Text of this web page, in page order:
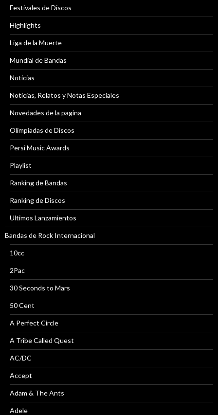
Festivales de Discos
Highlights
Liga de la Muerte
Mundial de Bandas
Noticias
Noticias, Relatos y Notas Especiales
Novedades de la pagina
Olimpiadas de Discos
Persi Music Awards
Playlist
Ranking de Bandas
Ranking de Discos
Ultimos Lanzamientos
Bandas de Rock Internacional
10cc
2Pac
30 Seconds to Mars
50 Cent
A Perfect Circle
A Tribe Called Quest
AC/DC
Accept
Adam & The Ants
Adele